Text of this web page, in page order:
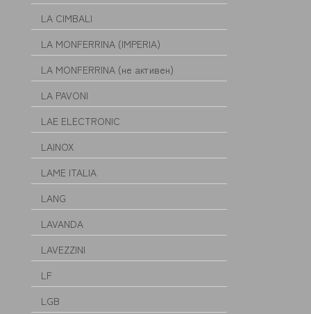
LA CIMBALI
LA MONFERRINA (IMPERIA)
LA MONFERRINA (не активен)
LA PAVONI
LAE ELECTRONIC
LAINOX
LAME ITALIA
LANG
LAVANDA
LAVEZZINI
LF
LGB